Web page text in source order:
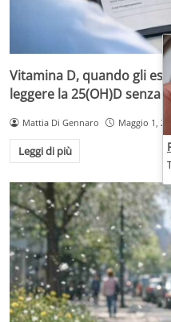
Vitamina D, quando gli
leggere la 25(OH)D senza
Mattia Di Gennaro Maggio 1,
Leggi di più